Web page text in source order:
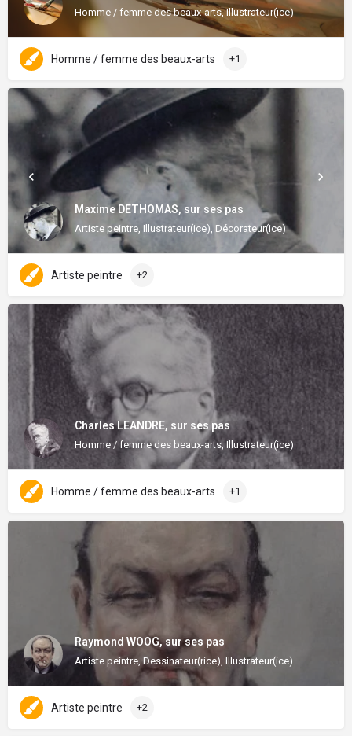
Homme / femme des beaux-arts, Illustrateur(ice)
Homme / femme des beaux-arts +1
Maxime DETHOMAS, sur ses pas
Artiste peintre, Illustrateur(ice), Décorateur(ice)
Artiste peintre +2
Charles LEANDRE, sur ses pas
Homme / femme des beaux-arts, Illustrateur(ice)
Homme / femme des beaux-arts +1
Raymond WOOG, sur ses pas
Artiste peintre, Dessinateur(rice), Illustrateur(ice)
Artiste peintre +2